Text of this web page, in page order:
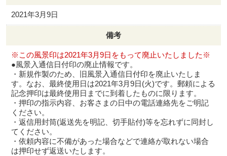
2021年3月9日
備考
※この風景印は2021年3月9日をもって廃止いたしました※
●風景入通信日付印の廃止情報です。
・新規作製のため、旧風景入通信日付印を廃止いたしま
す。なお、最終使用日は2021年3月9日(火)です。郵頼による
記念押印は最終使用日までに到着したものに限ります。
・押印の指示内容、お客さまの日中の電話連絡先をご明記
ください。
・返信用封筒(返送先を明記、切手貼付)等を忘れずに同封し
てください。
・依頼内容に不備があった場合などで連絡が取れない場合
は押印せず返送いたします。